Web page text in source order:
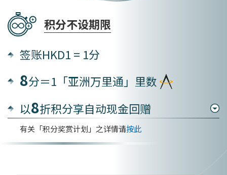
积分不设期限
签账HKD1 = 1分
8分＝1「亚洲万里通」里数
以8折积分享自动现金回赠
有关「积分奖赏计划」之详情请按此